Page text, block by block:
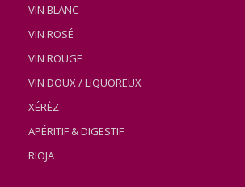
VIN BLANC
VIN ROSÉ
VIN ROUGE
VIN DOUX / LIQUOREUX
XÉRÈZ
APÉRITIF & DIGESTIF
RIOJA